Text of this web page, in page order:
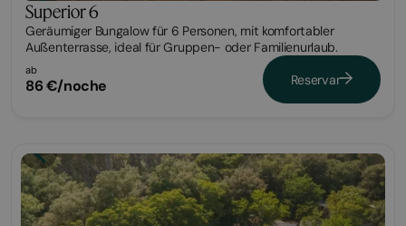
Superior 6
Geräumiger Bungalow für 6 Personen, mit komfortabler
Außenterrasse, ideal für Gruppen- oder Familienurlaub.
ab
86 €/noche Reservar
Bungalow